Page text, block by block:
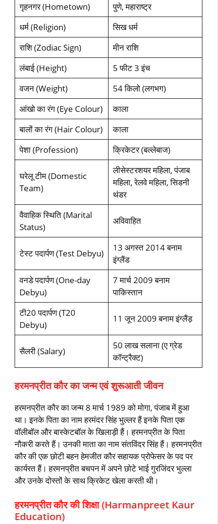
गृहनगर (Hometown)
पुणे, महाराष्‍ट्र
धर्म (Religion)
सिख धर्म
राशि (Zodiac Sign)
मीन राशि
लंबाई (Height)
5 फीट 3 इंच
वजन (Weight)
54 किलो (लगभग)
आंखो का रंग (Eye Colour)
काला
बालों का रंग (Hair Colour)
काला
पेशा (Profession)
क्रिकेटर (बल्‍लेबाज)
घरेलू टीम (Domestic
Team)
लीसेस्‍टरशयर महिला, पंजाब
महिला, रेलवे महिला, सिडनी
थंडर
वैवाहिक स्थिति (Marital
Status)
अविवाहित
टेस्‍ट पदार्पण (Test Debyu)
13 अगस्‍त 2014 बनाम
इंग्‍लैंड
वनडे पदार्पण (One-day
Debyu)
7 मार्च 2009 बनाम
पाकिस्‍तान
टी20 पदार्पण (T20
Debyu)
11 जून 2009 बनाम इंग्‍लैंड़
सैलरी (Salary)
50 लाख सलाना (ए ग्रेड
कॉन्‍ट्रैक्ट)
हरमनप्रीत कौर का जन्‍म एवं शुरूआती जीवन
हरमनप्रीत कौर का जन्‍म 8 मार्च 1989 को मोगा, पंजाब में हुआ
था। इनके पिता का नाम हरमंदर सिंह भुल्‍लर हैं इनके पिता एक
वॉलीबॉल और बास्‍केटबॉल के खिलाड़ी हैं। हरमनप्रीत के पिता
नौकरी करते हैं। उनकी माता का नाम संतविंदर सिंह हैं। हरमनप्रीत
कौर की एक छोटी बहन हेमजीत कौर सहायक प्रोफेसर के पद पर
कार्यरत हैं। हरमनप्रीत बचपन में अपने छोटे भाई गुरजिंदर भुल्‍ला
और उनके दोस्‍तों के साथ क्रिकेट खेला करती थी।
हरमनप्रीत कौर की शिक्षा (Harmanpreet Kaur
Education)